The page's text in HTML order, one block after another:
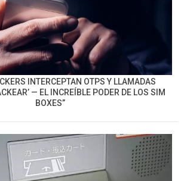
INTERCEPTAN OTPS Y LLAMADAS
— EL INCREÍBLE PODER DE LOS SIM
BOXES”